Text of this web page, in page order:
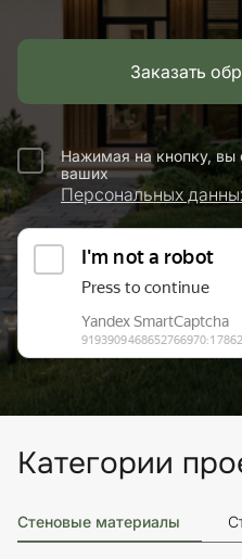
Заказать
Нажимая на кнопку, вы
ваших
Персональных
Категории
Стеновые материалы